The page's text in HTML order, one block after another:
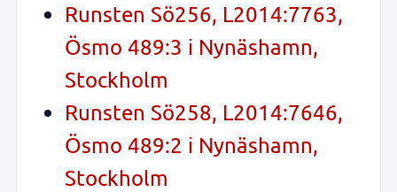
Runsten Sö256, L2014:7763,
Ösmo 489:3 i Nynäshamn,
Stockholm
Runsten Sö258, L2014:7646,
Ösmo 489:2 i Nynäshamn,
Stockholm